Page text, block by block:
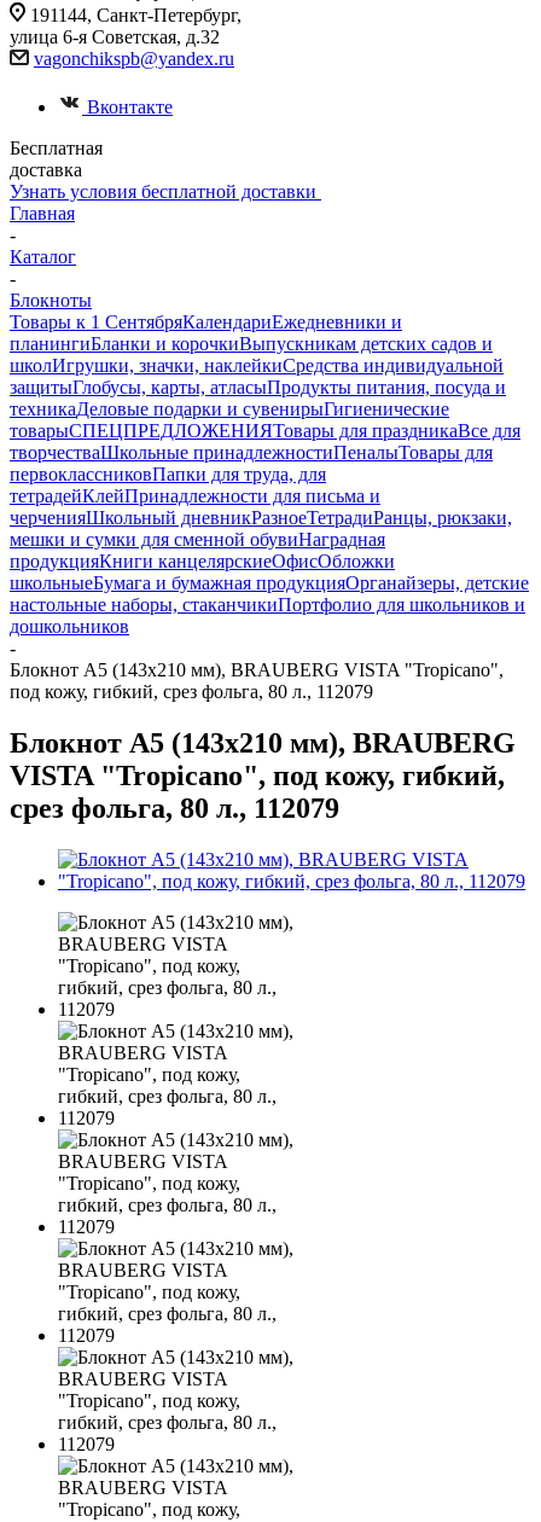
191144, Санкт-Петербург,
улица 6-я Советская, д.32
vagonchikspb@yandex.ru
Вконтакте
Бесплатная
доставка
Узнать условия бесплатной доставки
Главная
-
Каталог
-
Блокноты
Товары к 1 СентябряКалендариЕжедневники и
планингиБланки и корочкиВыпускникам детских садов и
школИгрушки, значки, наклейкиСредства индивидуальной
защитыГлобусы, карты, атласыПродукты питания, посуда и
техникаДеловые подарки и сувенирыГигиенические
товарыСПЕЦПРЕДЛОЖЕНИЯТовары для праздникаВсе для
творчестваШкольные принадлежностиПеналыТовары для
первоклассниковПапки для труда, для
тетрадейКлейПринадлежности для письма и
черченияШкольный дневникРазноеТетрадиРанцы, рюкзаки,
мешки и сумки для сменной обувиНаградная
продукцияКниги канцелярскиеОфисОбложки
школьныеБумага и бумажная продукцияОрганайзеры, детские
настольные наборы, стаканчикиПортфолио для школьников и
дошкольников
-
Блокнот А5 (143x210 мм), BRAUBERG VISTA "Tropicano",
под кожу, гибкий, срез фольга, 80 л., 112079
Блокнот А5 (143x210 мм), BRAUBERG
VISTA "Tropicano", под кожу, гибкий,
срез фольга, 80 л., 112079